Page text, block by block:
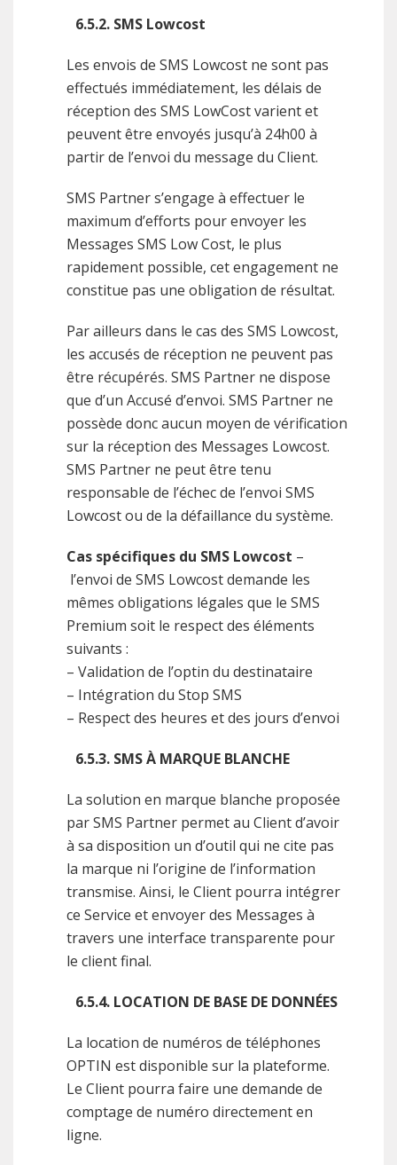
6.5.2. SMS Lowcost
Les envois de SMS Lowcost ne sont pas
effectués immédiatement, les délais de
réception des SMS LowCost varient et
peuvent être envoyés jusqu’à 24h00 à
partir de l’envoi du message du Client.
SMS Partner s’engage à effectuer le
maximum d’efforts pour envoyer les
Messages SMS Low Cost, le plus
rapidement possible, cet engagement ne
constitue pas une obligation de résultat.
Par ailleurs dans le cas des SMS Lowcost,
les accusés de réception ne peuvent pas
être récupérés. SMS Partner ne dispose
que d’un Accusé d’envoi. SMS Partner ne
possède donc aucun moyen de vérification
sur la réception des Messages Lowcost.
SMS Partner ne peut être tenu
responsable de l’échec de l’envoi SMS
Lowcost ou de la défaillance du système.
Cas spécifiques du SMS Lowcost –
l’envoi de SMS Lowcost demande les
mêmes obligations légales que le SMS
Premium soit le respect des éléments
suivants :
– Validation de l’optin du destinataire
– Intégration du Stop SMS
– Respect des heures et des jours d’envoi
6.5.3. SMS À MARQUE BLANCHE
La solution en marque blanche proposée
par SMS Partner permet au Client d’avoir
à sa disposition un d’outil qui ne cite pas
la marque ni l’origine de l’information
transmise. Ainsi, le Client pourra intégrer
ce Service et envoyer des Messages à
travers une interface transparente pour
le client final.
6.5.4. LOCATION DE BASE DE DONNÉES
La location de numéros de téléphones
OPTIN est disponible sur la plateforme.
Le Client pourra faire une demande de
comptage de numéro directement en
ligne.